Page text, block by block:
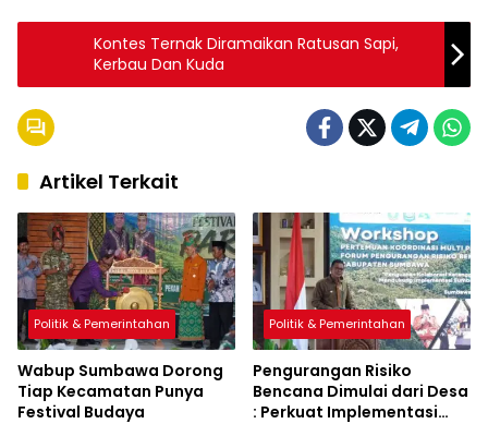
Kontes Ternak Diramaikan Ratusan Sapi,
Kerbau Dan Kuda
Artikel Terkait
Politik & Pemerintahan
Wabup Sumbawa Dorong
Tiap Kecamatan Punya
Festival Budaya
Politik & Pemerintahan
Pengurangan Risiko
Bencana Dimulai dari Desa
: Perkuat Implementasi